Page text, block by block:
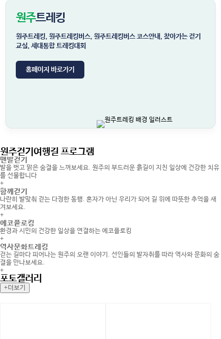
원주트레킹
원주트레킹, 원주트레킹버스, 원주트레킹버스 코스안내, 찾아가는 걷기
교실, 세대통합 트레킹대회
홈페이지 바로가기
원주걷기여행길 프로그램
맨발걷기
발을 벗고 맑은 숨결을 느껴보세요. 원주의 부드러운 흙길이 지친 일상에 건강한 치유
를 선물합니다
+
함께걷기
나란히 발맞춰 걷는 다정한 동행. 혼자가 아닌 우리가 되어 길 위에 따뜻한 추억을 새
겨보세요.
+
에코플로킹
환경과 시민의 건강한 일상을 연결하는 에코플로킹
+
역사문화트레킹
걷는 길마다 피어나는 원주의 오랜 이야기. 선인들의 발자취를 따라 역사와 문화의 숨
결을 만나보세요.
+
포토갤러리
+더보기